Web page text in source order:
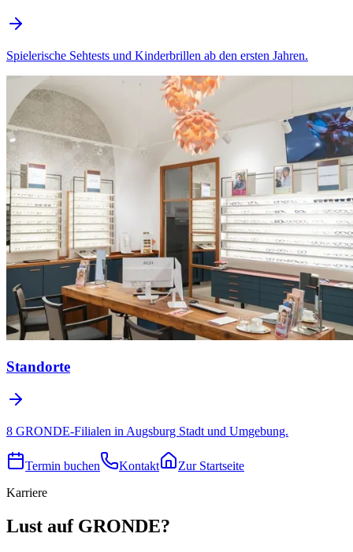
Spielerische Sehtests und Kinderbrillen ab den ersten Jahren.
Standorte
8 GRONDE-Filialen in Augsburg Stadt und Umgebung.
Termin buchen Kontakt
Zur Startseite
Karriere
Lust auf GRONDE?